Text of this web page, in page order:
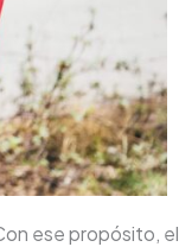
ese propósito, el